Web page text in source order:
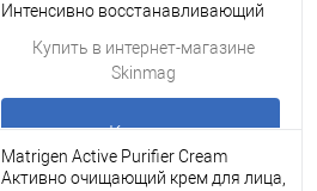
Подробнее
Интенсивно восстанавливающий
Купить в интернет-магазине
Skinmag
Купить
Matrigen Active Purifier Cream
Активно очищающий крем для лица,